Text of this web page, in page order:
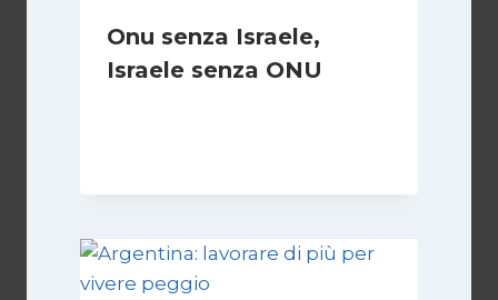
Onu senza Israele,
Israele senza ONU